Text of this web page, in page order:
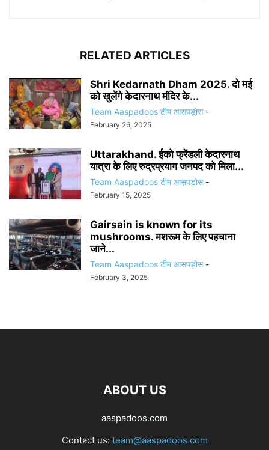
RELATED ARTICLES
Shri Kedarnath Dham 2025. दो मई
को खुलेंगे केदारनाथ मंदिर के...
Team Aaspadoos टीम आसपड़ोस -
February 26, 2025
Uttarakhand. ईको फ्रेंडली केदारनाथ
यात्रा के लिए रुद्रप्रयाग जनपद को मिला...
Team Aaspadoos टीम आसपड़ोस -
February 15, 2025
Gairsain is known for its
mushrooms. मशरूम के लिए पहचाना
जाने...
Team Aaspadoos टीम आसपड़ोस -
February 3, 2025
ABOUT US
aaspadoos.com
Contact us: team@aaspadoos.com